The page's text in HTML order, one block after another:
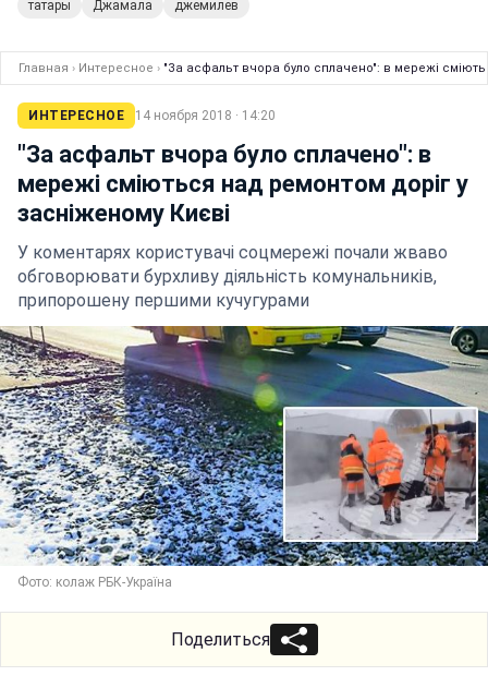
татары Джамала джемилев
Главная › Интересное › "За асфальт вчора було сплачено": в мережі
ИНТЕРЕСНОЕ 14 ноября 2018 · 14:20
"За асфальт вчора було сплачено": в
мережі сміються над ремонтом доріг у
засніженому Києві
У коментарях користувачі соцмережі почали жваво
обговорювати бурхливу діяльність комунальників,
припорошену першими кучугурами
Фото: колаж РБК-Україна
Поделиться